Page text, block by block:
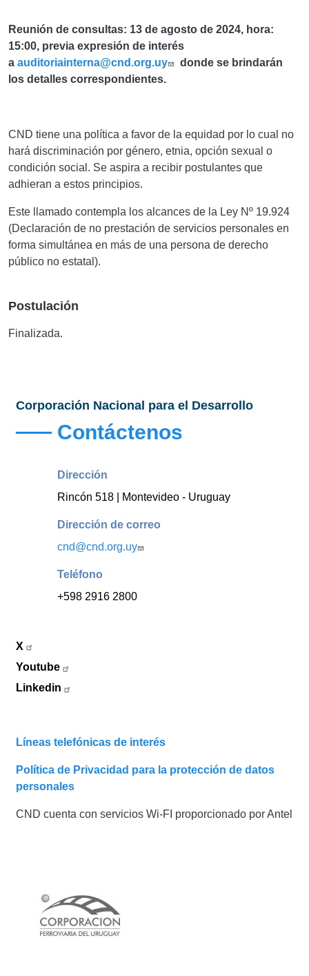
Reunión de consultas: 13 de agosto de 2024, hora:
15:00, previa expresión de interés
a auditoriainterna@cnd.org.uy
donde se brindarán
los detalles correspondientes.
CND tiene una política a favor de la equidad por lo cual no
hará discriminación por género, etnia, opción sexual o
condición social. Se aspira a recibir postulantes que
adhieran a estos principios.
Este llamado contempla los alcances de la Ley Nº 19.924
(Declaración de no prestación de servicios personales en
forma simultánea en más de una persona de derecho
público no estatal).
Postulación
Finalizada.
Corporación Nacional para el Desarrollo
Contáctenos
Dirección
Rincón 518 | Montevideo - Uruguay
Dirección de correo
cnd@cnd.org.uy
Teléfono
+598 2916 2800
X
Youtube
Linkedin
Líneas telefónicas de interés
Política de Privacidad para la protección de datos
personales
CND cuenta con servicios Wi-FI proporcionado por Antel